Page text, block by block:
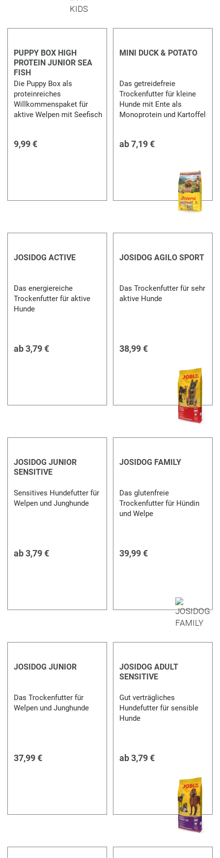
PUPPY BOX HIGH
PROTEIN JUNIOR SEA
FISH
Die Puppy Box als
proteinreiches
Willkommenspaket für
aktive Welpen mit Seefisch
9,99 €
MINI DUCK & POTATO
Das getreidefreie
Trockenfutter für kleine
Hunde mit Ente als
Monoprotein und Kartoffel
ab7,19 €
JOSIDOG ACTIVE
Das energiereiche
Trockenfutter für aktive
Hunde
ab3,79 €
JOSIDOG AGILO SPORT
Das Trockenfutter für sehr
aktive Hunde
38,99 €
JOSIDOG JUNIOR
SENSITIVE
Sensitives Hundefutter für
Welpen und Junghunde
ab3,79 €
JOSIDOG FAMILY
Das glutenfreie
Trockenfutter für Hündin
und Welpe
39,99 €
JOSIDOG JUNIOR
Das Trockenfutter für
Welpen und Junghunde
37,99 €
JOSIDOG ADULT
SENSITIVE
Gut verträgliches
Hundefutter für sensible
Hunde
ab3,79 €